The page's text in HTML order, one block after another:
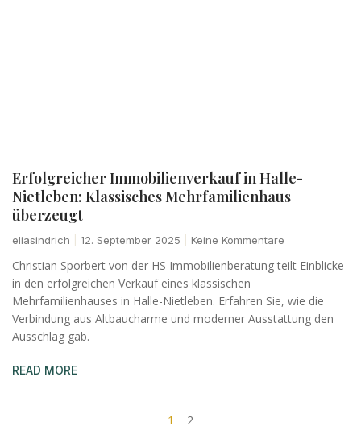
Erfolgreicher Immobilienverkauf in Halle-
Nietleben: Klassisches Mehrfamilienhaus
überzeugt
eliasindrich 12. September 2025 Keine Kommentare
Christian Sporbert von der HS Immobilienberatung teilt Einblicke
in den erfolgreichen Verkauf eines klassischen
Mehrfamilienhauses in Halle-Nietleben. Erfahren Sie, wie die
Verbindung aus Altbaucharme und moderner Ausstattung den
Ausschlag gab.
READ MORE
1 2